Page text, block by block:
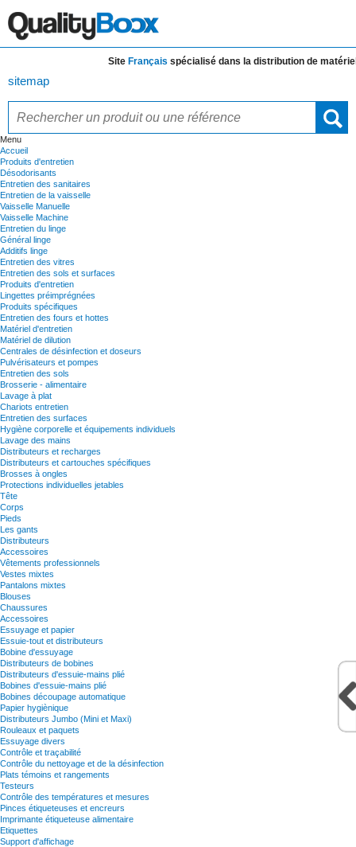
SiteFrançaisspécialisé dans la distribution dematériels
sitemap
Menu
Accueil
Produits d'entretien
Désodorisants
Entretien des sanitaires
Entretien de la vaisselle
Vaisselle Manuelle
Vaisselle Machine
Entretien du linge
Général linge
Additifs linge
Entretien des vitres
Entretien des sols et surfaces
Produits d'entretien
Lingettes préimprégnées
Produits spécifiques
Entretien des fours et hottes
Matériel d'entretien
Matériel de dilution
Centrales de désinfection et doseurs
Pulvérisateurs et pompes
Entretien des sols
Brosserie - alimentaire
Lavage à plat
Chariots entretien
Entretien des surfaces
Hygiène corporelle et équipements individuels
Lavage des mains
Distributeurs et recharges
Distributeurs et cartouches spécifiques
Brosses à ongles
Protections individuelles jetables
Tête
Corps
Pieds
Les gants
Distributeurs
Accessoires
Vêtements professionnels
Vestes mixtes
Pantalons mixtes
Blouses
Chaussures
Accessoires
Essuyage et papier
Essuie-tout et distributeurs
Bobine d'essuyage
Distributeurs de bobines
Distributeurs d'essuie-mains plié
Bobines d'essuie-mains plié
Bobines découpage automatique
Papier hygiènique
Distributeurs Jumbo (Mini et Maxi)
Rouleaux et paquets
Essuyage divers
Contrôle et traçabilité
Contrôle du nettoyage et de la désinfection
Plats témoins et rangements
Testeurs
Contrôle des températures et mesures
Pinces étiqueteuses et encreurs
Imprimante étiqueteuse alimentaire
Etiquettes
Support d'affichage